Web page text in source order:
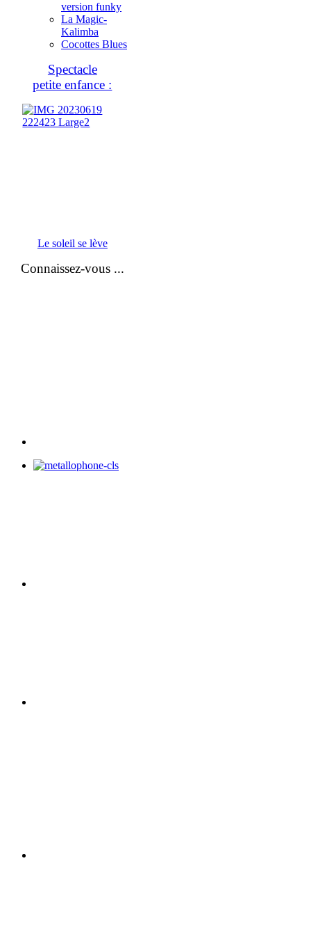
version funky
La Magic-
Kalimba
Cocottes Blues
Spectacle
petite enfance :
Le soleil se lève
Connaissez-vous ...